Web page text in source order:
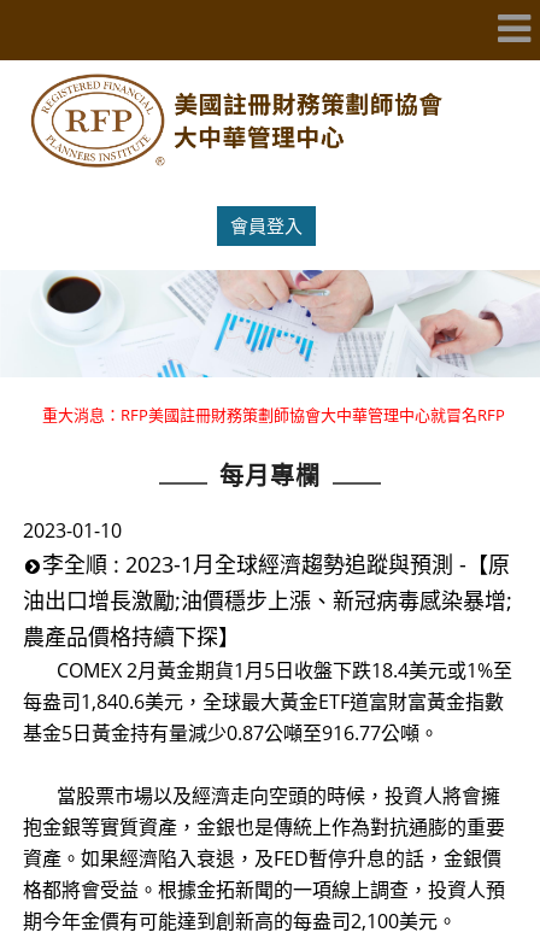
會員登入
重大消息：RFP美國註冊財務策劃師協會大中華管理中心就冒名RFP
重大消息：RFP美國註冊財務策劃師協會大中華管理中心就冒名RFP
每月專欄
2023-01-10
李全順 : 2023-1月全球經濟趨勢追蹤與預測 -【原
油出口增長激勵;油價穩步上漲、新冠病毒感染暴增;
農產品價格持續下探】
COMEX 2月黃金期貨1月5日收盤下跌18.4美元或1%至
每盎司1,840.6美元，全球最大黃金ETF道富財富黃金指數
基金5日黃金持有量減少0.87公噸至916.77公噸。
當股票市場以及經濟走向空頭的時候，投資人將會擁
抱金銀等實質資產，金銀也是傳統上作為對抗通膨的重要
資產。如果經濟陷入衰退，及FED暫停升息的話，金銀價
格都將會受益。根據金拓新聞的一項線上調查，投資人預
期今年金價有可能達到創新高的每盎司2,100美元。